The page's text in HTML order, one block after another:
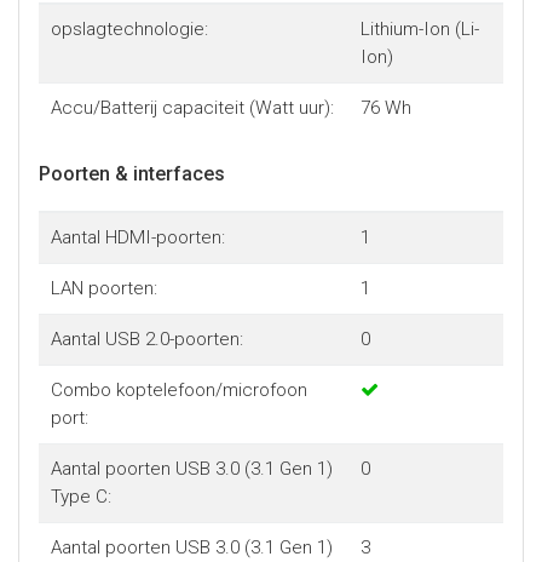
opslagtechnologie:
Lithium-Ion (Li-
Ion)
Accu/Batterij capaciteit (Watt uur): 76 Wh
Poorten & interfaces
Aantal HDMI-poorten: 1
LAN poorten: 1
Aantal USB 2.0-poorten: 0
Combo koptelefoon/microfoon
port:
Aantal poorten USB 3.0 (3.1 Gen 1)
Type C:
0
Aantal poorten USB 3.0 (3.1 Gen 1)
3